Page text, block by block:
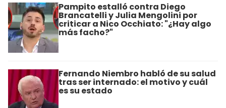
Pampito estalló contra Diego
Brancatelli y Julia Mengolini por
criticar a Nico Occhiato: "¿Hay algo
más facho?"
Fernando Niembro habló de su salud
tras ser internado: el motivo y cuál
es su estado